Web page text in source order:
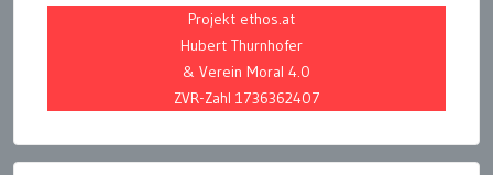
Projekt ethos.at
Hubert Thurnhofer
& Verein Moral 4.0
ZVR-Zahl 1736362407